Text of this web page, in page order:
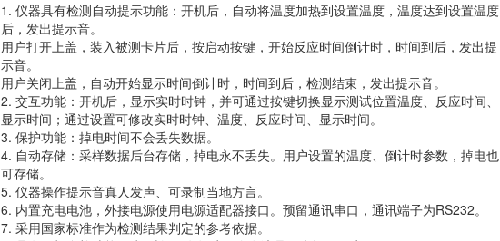
1. 仪器具有检测自动提示功能：开机后，自动将温度加热到设置温度，温度达到设置温度
后，发出提示音。
用户打开上盖，装入被测卡片后，按启动按键，开始反应时间倒计时，时间到后，发出提
示音。
用户关闭上盖，自动开始显示时间倒计时，时间到后，检测结束，发出提示音。
2. 交互功能：开机后，显示实时时钟，并可通过按键切换显示测试位置温度、反应时间、
显示时间；通过设置可修改实时时钟、温度、反应时间、显示时间。
3. 保护功能：掉电时间不会丢失数据。
4. 自动存储：采样数据后台存储，掉电永不丢失。用户设置的温度、倒计时参数，掉电也
可存储。
5. 仪器操作提示音真人发声、可录制当地方言。
6. 内置充电电池，外接电源使用电源适配器接口。预留通讯串口，通讯端子为RS232。
7. 采用国家标准作为检测结果判定的参考依据。